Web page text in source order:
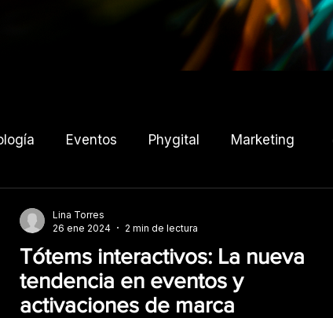
Eventos Phygital Marketing
Tótems interactivos: La nueva
tendencia en eventos y
activaciones de marca
Lina Torres
26 ene 2024
2 min de lectura